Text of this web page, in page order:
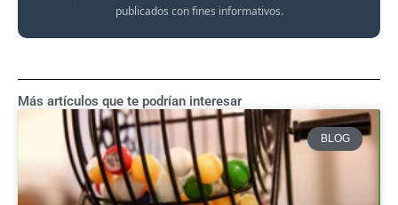
publicados con fines informativos.
Más artículos que te podrían interesar
BLOG